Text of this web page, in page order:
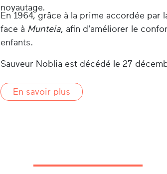
noyautage.
En 1964, grâce à la prime accordée
face à Munteia, afin d'améliorer le
enfants.
Sauveur Noblia est décédé le 27
En savoir plus